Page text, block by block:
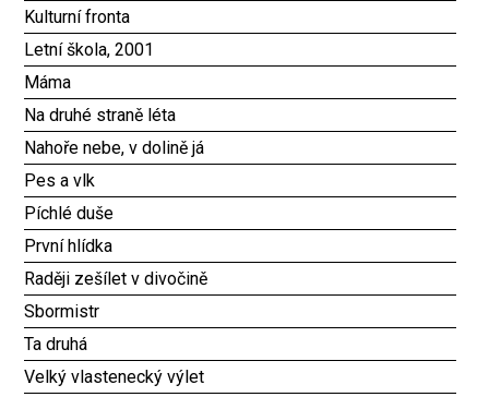
Kulturní fronta
Letní škola, 2001
Máma
Na druhé straně léta
Nahoře nebe, v dolině já
Pes a vlk
Píchlé duše
První hlídka
Raději zešílet v divočině
Sbormistr
Ta druhá
Velký vlastenecký výlet